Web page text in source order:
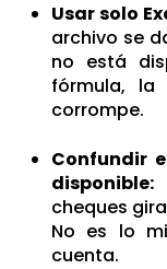
Usar solo
archivo se
no está
fórmula, la
corrompe.
Confundir
disponible:
cheques
No es lo
cuenta.